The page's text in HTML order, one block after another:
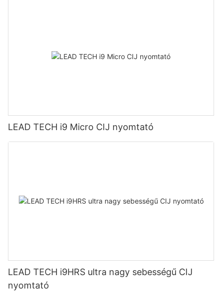
LEAD TECH i9 Micro CIJ nyomtató
LEAD TECH i9HRS ultra nagy sebességű CIJ
nyomtató